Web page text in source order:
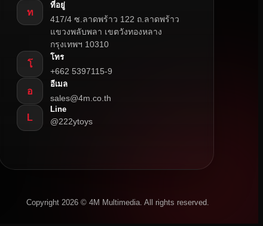
ท
ที่อยู่
417/4 ซ.ลาดพร้าว 122 ถ.ลาดพร้าว
แขวงพลับพลา เขตวังทองหลาง
กรุงเทพฯ 10310
โ
โทร
+662 5397115-9
อ
อีเมล
sales@4m.co.th
L
Line
@222ytoys
Copyright 2026 © 4M Multimedia. All rights reserved.